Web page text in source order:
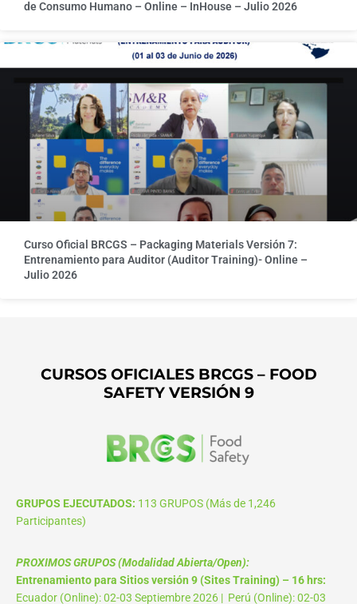
de Consumo Humano – Online – InHouse – Julio 2026
Curso Oficial BRCGS – Packaging Materials Versión 7:
Entrenamiento para Auditor (Auditor Training)- Online –
Julio 2026
CURSOS OFICIALES BRCGS – FOOD
SAFETY VERSIÓN 9
GRUPOS EJECUTADOS: 113 GRUPOS (Más de 1,246
Participantes)
PROXIMOS GRUPOS (Modalidad Abierta/Open):
Entrenamiento para Sitios versión 9 (Sites Training) – 16 hrs:
Ecuador (Online): 02-03 Septiembre 2026 | Perú (Online): 02-03